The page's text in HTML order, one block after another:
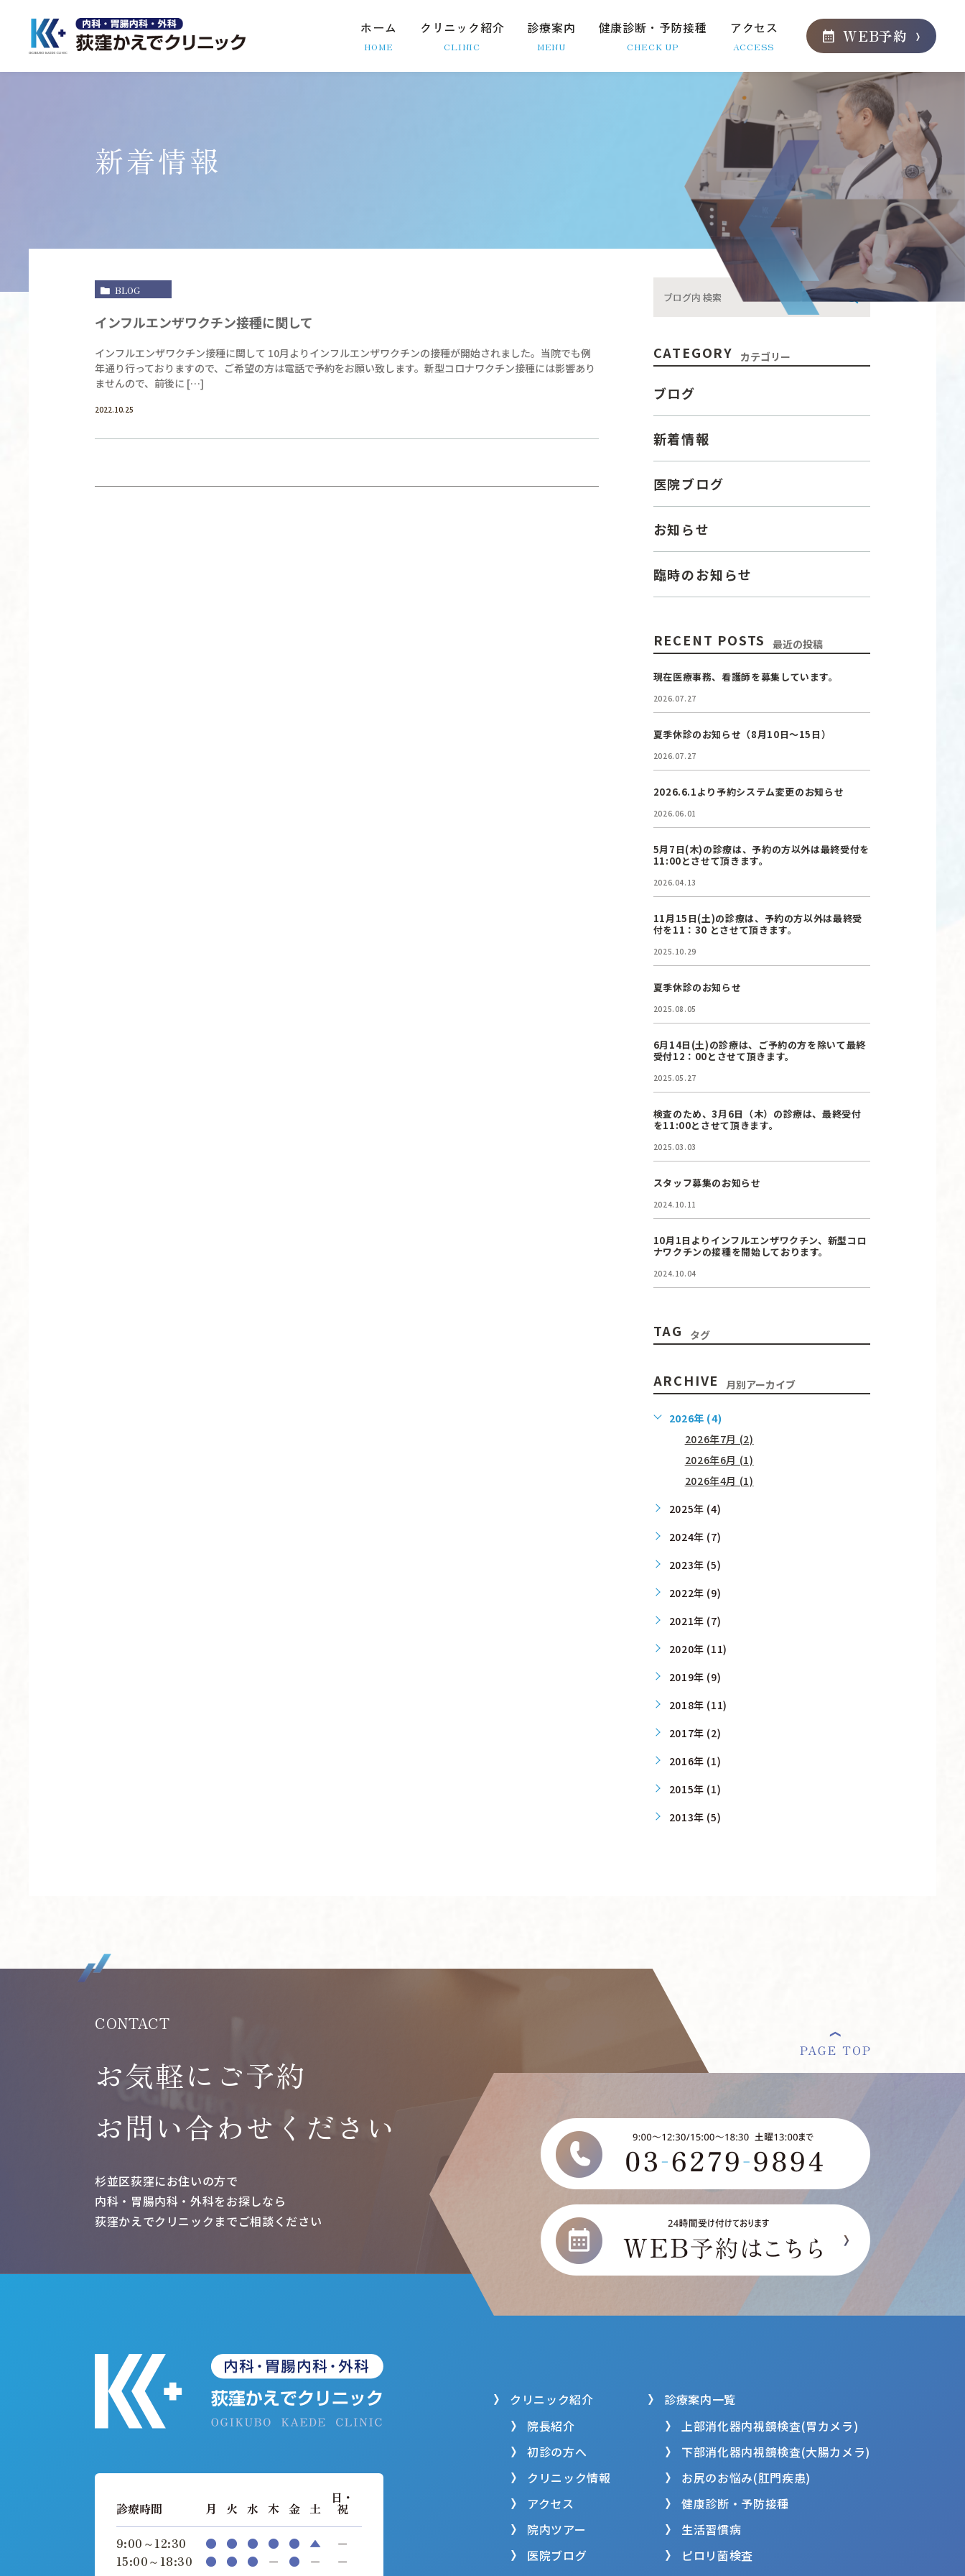
WEB予約
ホーム
HOME
クリニック紹介
CLINIC
診療案内
MENU
健康診断・予防接種
CHECK UP
アクセス
ACCESS
新着情報
BLOG
インフルエンザワクチン接種に関して
インフルエンザワクチン接種に関して 10月よりインフルエンザワクチンの接種が開始されました。当院でも例
年通り行っておりますので、ご希望の方は電話で予約をお願い致します。新型コロナワクチン接種には影響あり
ませんので、前後に […]
2022.10.25
CATEGORY カテゴリー
ブログ
新着情報
医院ブログ
お知らせ
臨時のお知らせ
RECENT POSTS 最近の投稿
現在医療事務、看護師を募集しています。
2026.07.27
夏季休診のお知らせ（8月10日〜15日）
2026.07.27
2026.6.1より予約システム変更のお知らせ
2026.06.01
5月7日(木)の診療は、予約の方以外は最終受付を
11:00とさせて頂きます。
2026.04.13
11月15日(土)の診療は、予約の方以外は最終受
付を11：30 とさせて頂きます。
2025.10.29
夏季休診のお知らせ
2025.08.05
6月14日(土)の診療は、ご予約の方を除いて最終
受付12：00とさせて頂きます。
2025.05.27
検査のため、3月6日（木）の診療は、最終受付
を11:00とさせて頂きます。
2025.03.03
スタッフ募集のお知らせ
2024.10.11
10月1日よりインフルエンザワクチン、新型コロ
ナワクチンの接種を開始しております。
2024.10.04
TAG タグ
ARCHIVE 月別アーカイブ
2026年 (4)
2026年7月 (2)
2026年6月 (1)
2026年4月 (1)
2025年 (4)
2024年 (7)
2023年 (5)
2022年 (9)
2021年 (7)
2020年 (11)
2019年 (9)
2018年 (11)
2017年 (2)
2016年 (1)
2015年 (1)
2013年 (5)
CONTACT
お気軽にご予約
お問い合わせください
杉並区荻窪にお住いの方で
内科・胃腸内科・外科をお探しなら
荻窪かえでクリニックまでご相談ください
診療時間 月 火 水 木 金 土
日・
祝
9:00～12:30
● ● ● ● ● ▲
−
15:00～18:30
● ● ● − ● − −
クリニック紹介
院長紹介
初診の方へ
クリニック情報
アクセス
院内ツアー
医院ブログ
診療案内一覧
上部消化器内視鏡検査(胃カメラ)
下部消化器内視鏡検査(大腸カメラ)
お尻のお悩み(肛門疾患)
健康診断・予防接種
生活習慣病
ピロリ菌検査